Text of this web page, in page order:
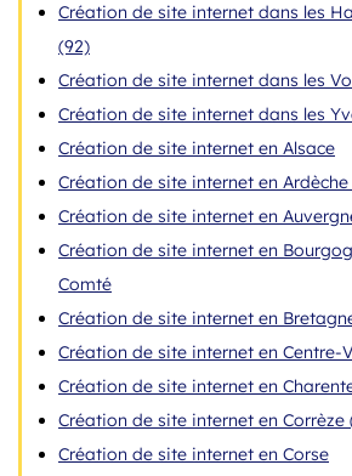
Création de site internet dans les
(92)
Création de site internet dans les
Création de site internet dans les
Création de site internet en Alsace
Création de site internet en Ardèche
Création de site internet en
Création de site internet en
Comté
Création de site internet en
Création de site internet en Centre-
Création de site internet en
Création de site internet en Corrèze
Création de site internet en Corse